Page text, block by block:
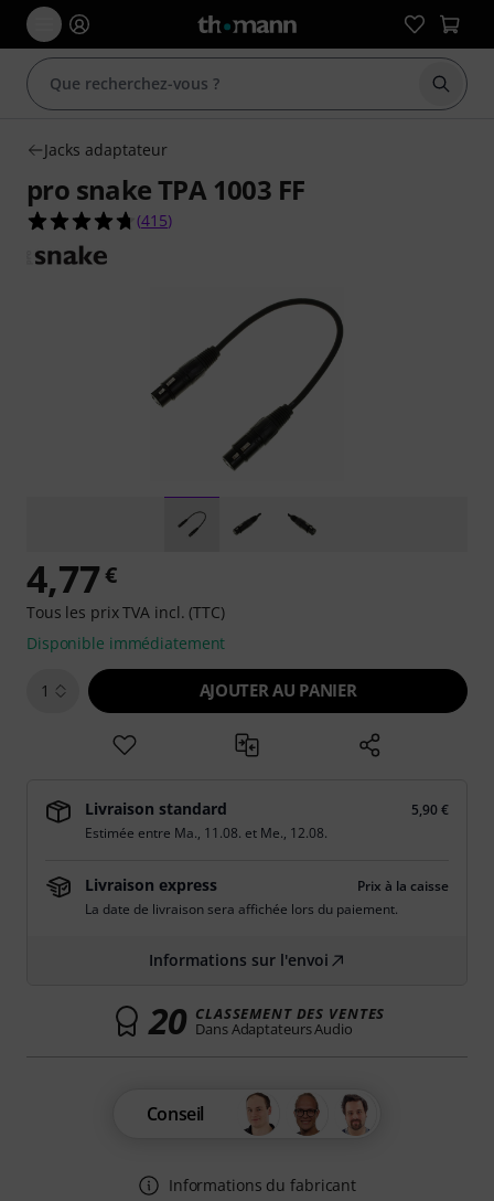
Jacks adaptateur
pro snake TPA 1003 FF
4.7 étoiles sur 5 d'après 415 évaluations clients
(415)
4,77€
Tous les prix TVA incl. (TTC)
Disponible immédiatement
1 AJOUTER AU PANIER
Livraison standard
5,90 €
Estimée entre Ma., 11.08. et Me., 12.08.
Livraison express
Prix à la caisse
La date de livraison sera affichée lors du paiement.
Informations sur l'envoi
20 CLASSEMENT DES VENTES
Dans Adaptateurs Audio
Conseil
Informations du fabricant